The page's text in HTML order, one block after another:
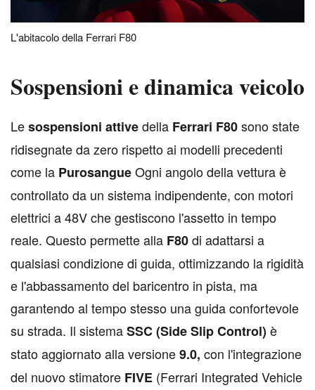
L'abitacolo della Ferrari F80
Sospensioni e dinamica veicolo
Lesospensioni attivedella Ferrari F80sono state
ridisegnate da zero rispetto ai modelli precedenti
come la PurosangueOgni angolo della vettura è
controllato da un sistema indipendente, con motori
elettrici a 48V che gestiscono l'assetto in tempo
reale. Questo permette alla F80di adattarsi a
qualsiasi condizione di guida, ottimizzando la rigidità
e l'abbassamento del baricentro in pista, ma
garantendo al tempo stesso una guida confortevole
su strada. Il sistemaSSC (Side Slip Control)è
stato aggiornato alla versione9.0, con l'integrazione
del nuovo stimatore FIVE (Ferrari Integrated Vehicle